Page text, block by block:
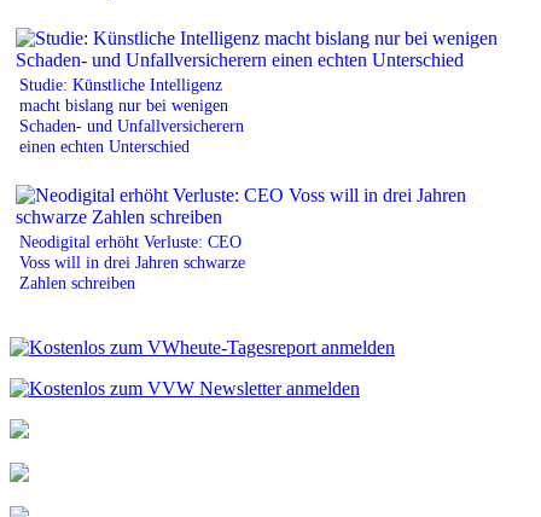
Studie: Künstliche Intelligenz
macht bislang nur bei wenigen
Schaden- und Unfallversicherern
einen echten Unterschied
Neodigital erhöht Verluste: CEO
Voss will in drei Jahren schwarze
Zahlen schreiben